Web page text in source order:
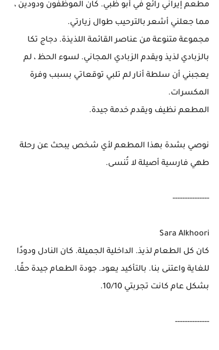
مطعم إيراني رائع في أبو ظبي. كان الموظفون ودودين ،
مما جعلني أشعر بالترحيب طوال زيارتي.
مجموعة متنوعة من عناصر القائمة اللذيذة. دجاج تكا
بالزبادي لذيذ ويقدم الزبادي المجاني. لسوء الحظ ، لم
يعجبني أن سلطة أنار لم تلبي توقعاتي بسبب وفرة
المكسرات.
المطعم نظيف ويقدم خدمة جيدة.
نوصي بشدة بهذا المطعم لأي شخص يبحث عن رحلة
طهي فارسية أصيلة لا تُنسى.
---------------
Sara Alkhoori
كان كل الطعام لذيذ. الداخلية الجميلة. كان النادل ودودًا
للغاية واعتنى بنا. بالتأكيد يعود. جودة الطعام جيدة حقًا.
بشكل عام كانت تجربتي 10/10.
--------------